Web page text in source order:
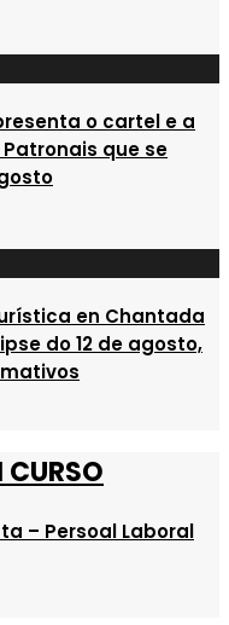
o cartel e a
que se
en Chantada
do 12 de agosto,
CURSO
– Persoal Laboral